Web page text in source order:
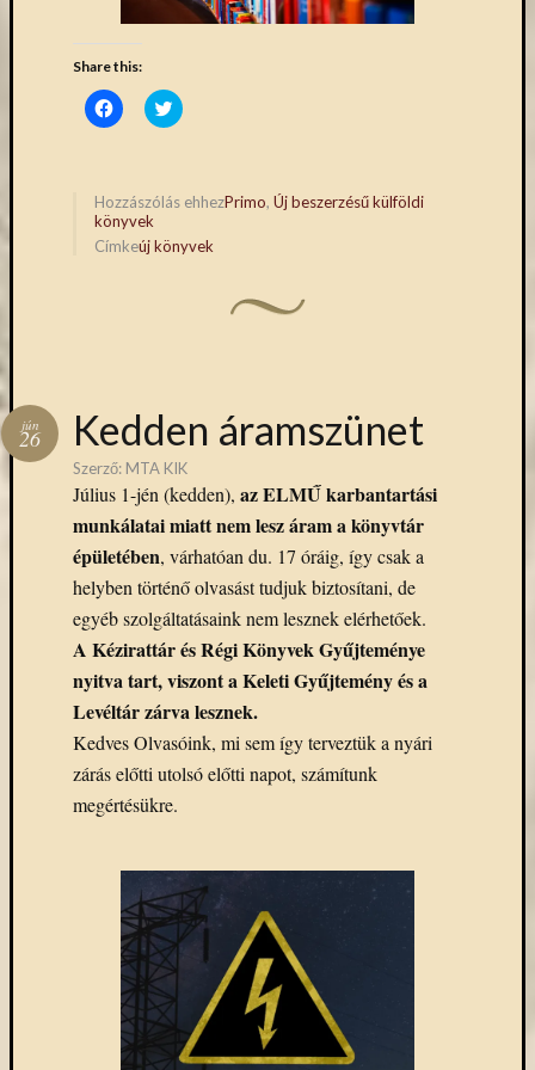
Share this:
Click
to
in
new
window)
Click
to
in
new
Hozzászólás ehhezPrimo, Új beszerzésű külföldi
könyvek
Címkeúj könyvek
Kedden áramszünet
jún
26
Szerző: MTA KIK
Július 1-jén (kedden), az ELMŰ karbantartási
munkálatai miatt nem lesz áram a könyvtár
épületében, várhatóan du. 17 óráig, így csak a
helyben történő olvasást tudjuk biztosítani, de
egyéb szolgáltatásaink nem lesznek elérhetőek.
A Kézirattár és Régi Könyvek Gyűjteménye
nyitva tart, viszont a Keleti Gyűjtemény és a
Levéltár zárva lesznek.
Kedves Olvasóink, mi sem így terveztük a nyári
zárás előtti utolsó előtti napot, számítunk
megértésükre.